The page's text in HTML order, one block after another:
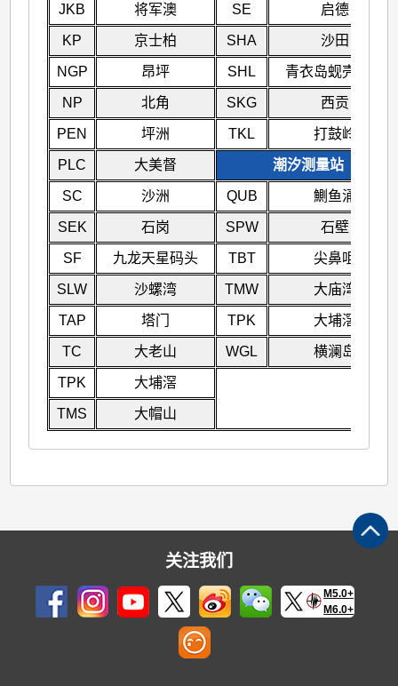
JKB 将军澳 SE 启德
KP 京士柏 SHA 沙田
NGP 昂坪 SHL 青衣岛蚬壳油库
NP 北角 SKG 西贡
PEN 坪洲 TKL 打鼓岭
PLC 大美督 潮汐测量站
SC 沙洲 QUB 鰂鱼涌
SEK 石岗 SPW 石壁
SF 九龙天星码头 TBT 尖鼻咀
SLW 沙螺湾 TMW 大庙湾
TAP 塔门 TPK 大埔滘
TC 大老山 WGL 横澜岛
TPK 大埔滘
TMS 大帽山
关注我们
M5.0+
M6.0+